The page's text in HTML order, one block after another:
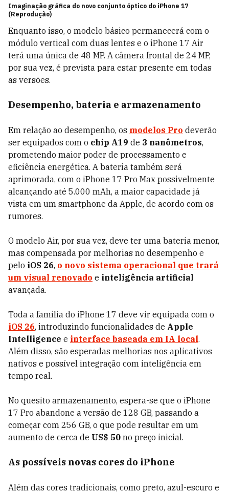
Imaginação gráfica do novo conjunto óptico do iPhone 17
(Reprodução)
Enquanto isso, o modelo básico permanecerá com o
módulo vertical com duas lentes e o iPhone 17 Air
terá uma única de 48 MP. A câmera frontal de 24 MP,
por sua vez, é prevista para estar presente em todas
as versões.
Desempenho, bateria e armazenamento
Em relação ao desempenho, os modelos Pro deverão
ser equipados com o chip A19 de 3 nanômetros,
prometendo maior poder de processamento e
eficiência energética. A bateria também será
aprimorada, com o iPhone 17 Pro Max possivelmente
alcançando até 5.000 mAh, a maior capacidade já
vista em um smartphone da Apple, de acordo com os
rumores.
O modelo Air, por sua vez, deve ter uma bateria menor,
mas compensada por melhorias no desempenho e
pelo iOS 26, o novo sistema operacional que trará
um visual renovado e inteligência artificial
avançada.
Toda a família do iPhone 17 deve vir equipada com o
iOS 26, introduzindo funcionalidades de Apple
Intelligence e interface baseada em IA local.
Além disso, são esperadas melhorias nos aplicativos
nativos e possível integração com inteligência em
tempo real.
No quesito armazenamento, espera-se que o iPhone
17 Pro abandone a versão de 128 GB, passando a
começar com 256 GB, o que pode resultar em um
aumento de cerca de US$ 50 no preço inicial.
As possíveis novas cores do iPhone
Além das cores tradicionais, como preto, azul-escuro e